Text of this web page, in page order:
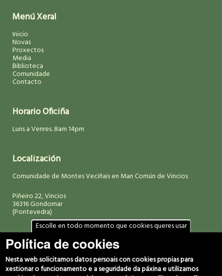
Menú Xeral
Inicio
Novas
Proxectos
Media
Biblioteca
Comunidade
Contacto
Horario Oficiña
Luns a Venres. 8am 14pm
Localización
Comunidade de Montes Veciñais en Man Común de Vincios
Piñeiro 22, Vincios
36316 Gondomar
(Pontevedra)
Datos de contacto
(+34) 986 469 692
666 029 280
Escolle en todo momento que cookies queres usar
Política de cookies
Nesta web solicitamos datos persoais con cookies propias para
xestionar o funcionamento e a seguridade da páxina e utilizamos